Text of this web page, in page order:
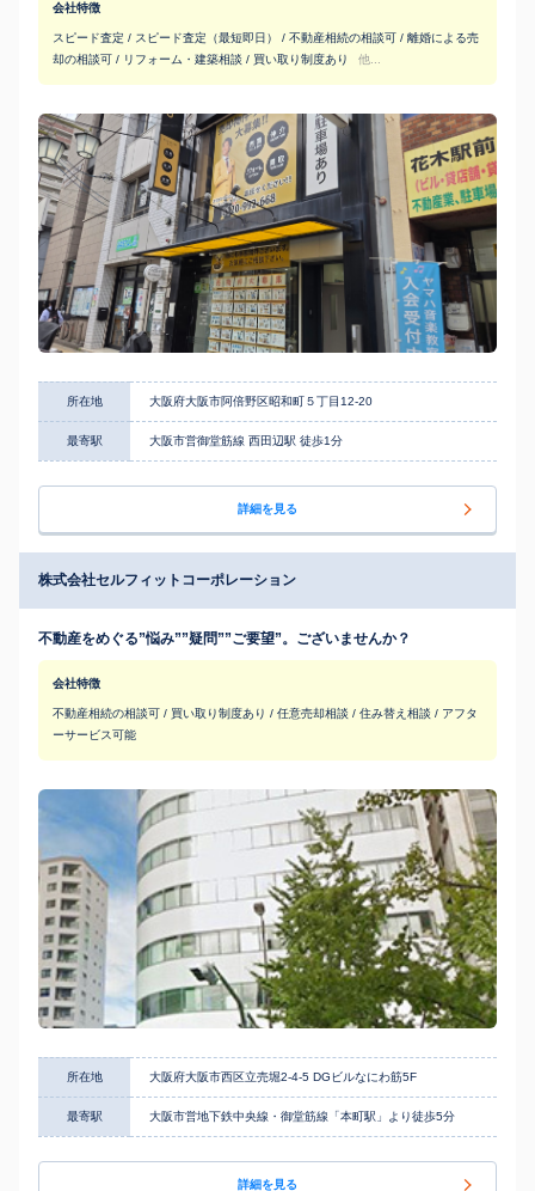
会社特徴
スピード査定 / スピード査定（最短即日） / 不動産相続の相談可 / 離婚による売
却の相談可 / リフォーム・建築相談 / 買い取り制度あり
他...
所在地 大阪府大阪市阿倍野区昭和町５丁目12-20
最寄駅 大阪市営御堂筋線 西田辺駅 徒歩1分
詳細を見る
株式会社セルフィットコーポレーション
不動産をめぐる”悩み””疑問””ご要望”。ございませんか？
会社特徴
不動産相続の相談可 / 買い取り制度あり / 任意売却相談 / 住み替え相談 / アフタ
ーサービス可能
所在地 大阪府大阪市西区立売堀2-4-5 DGビルなにわ筋5F
最寄駅 大阪市営地下鉄中央線・御堂筋線「本町駅」より徒歩5分
詳細を見る